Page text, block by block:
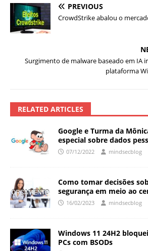
PREVIOUS
CrowdStrike abalou o
Surgimento de malware baseado em IA
plataforma
RELATED ARTICLES
Google e Turma da
especial sobre dados
07/12/2022 mindsecblog
Como tomar decisões
segurança em meio ao
16/02/2023 mindsecblog
Windows 11 24H2
PCs com BSODs